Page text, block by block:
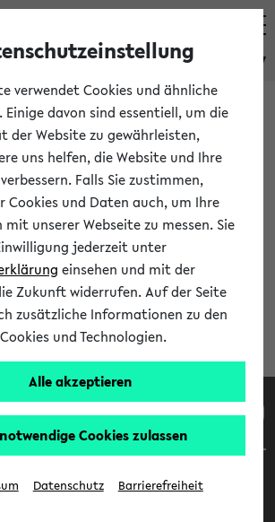
eKVV
eKVV Funktion zugreifen, die Ihnen
am System zur Verfügung
melden Sie sich an:
am eKVV
verwendet Cookies und ähnliche
Einige davon sind essentiell, um die
der Website zu gewährleisten,
uns helfen, die Website und Ihre
Falls Sie zustimmen,
Cookies und Daten auch, um Ihre
unserer Webseite zu messen. Sie
jederzeit unter
einsehen und mit der
Zukunft widerrufen. Auf der Seite
zusätzliche Informationen zu den
und Technologien.
Alle akzeptieren
Cookies zulassen
Datenschutz Barrierefreiheit